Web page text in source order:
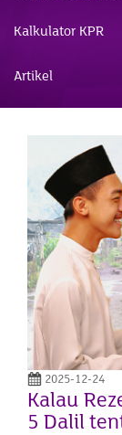
Kalkulator KPR
Artikel
2025-12-24
Kalau
5 Dalil